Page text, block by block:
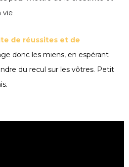
vie
de réussites et de
donc les miens, en espérant
du recul sur les vôtres. Petit